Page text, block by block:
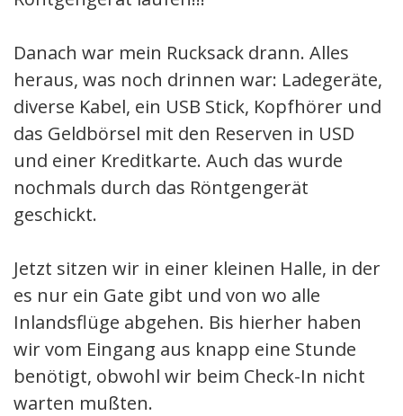
Danach war mein Rucksack drann. Alles
heraus, was noch drinnen war: Ladegeräte,
diverse Kabel, ein USB Stick, Kopfhörer und
das Geldbörsel mit den Reserven in USD
und einer Kreditkarte. Auch das wurde
nochmals durch das Röntgengerät
geschickt.
Jetzt sitzen wir in einer kleinen Halle, in der
es nur ein Gate gibt und von wo alle
Inlandsflüge abgehen. Bis hierher haben
wir vom Eingang aus knapp eine Stunde
benötigt, obwohl wir beim Check-In nicht
warten mußten.